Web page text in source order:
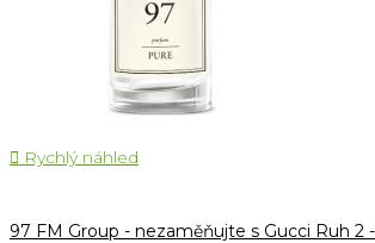
 Rychlý náhled
97 FM Group - nezaměňujte s Gucci Ruh 2